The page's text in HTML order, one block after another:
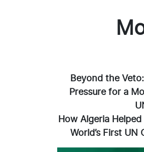
Beyond the
Pressure for a
How Algeria
World’s First